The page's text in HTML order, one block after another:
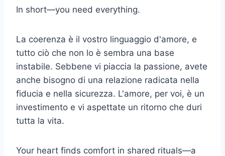
In short—you need everything.
La coerenza è il vostro linguaggio d'amore, e
tutto ciò che non lo è sembra una base
instabile. Sebbene vi piaccia la passione, avete
anche bisogno di una relazione radicata nella
fiducia e nella sicurezza. L'amore, per voi, è un
investimento e vi aspettate un ritorno che duri
tutta la vita.
Your heart finds comfort in shared rituals—a